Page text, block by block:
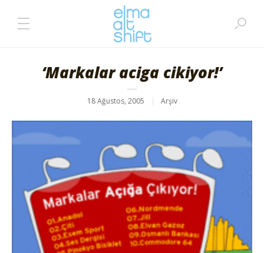
‘Markalar aciga cikiyor!’
18 Ağustos, 2005 Arşiv